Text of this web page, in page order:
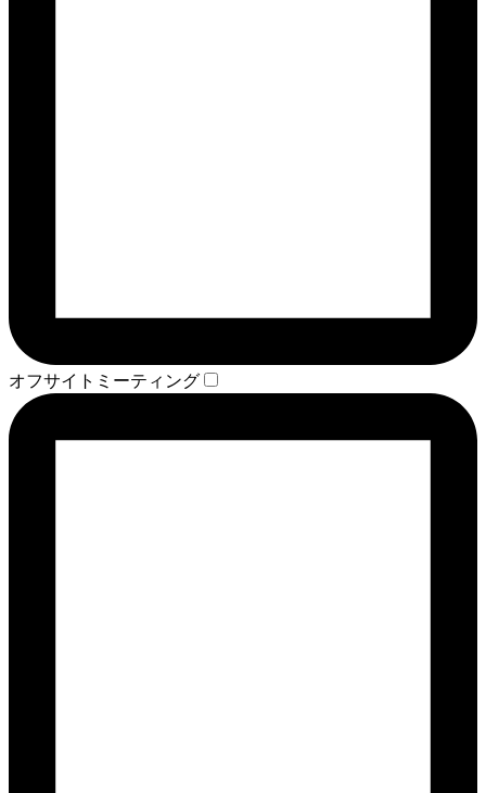
オフサイトミーティング